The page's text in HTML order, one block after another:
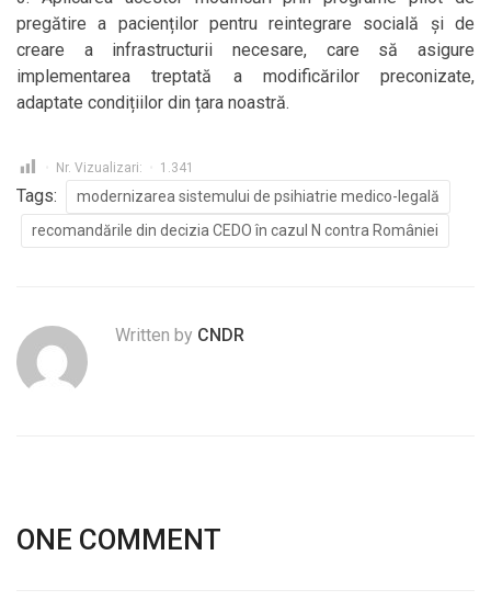
pregătire a pacienților pentru reintegrare socială și de
creare a infrastructurii necesare, care să asigure
implementarea treptată a modificărilor preconizate,
adaptate condițiilor din țara noastră.
Nr. Vizualizari: 1.341
Tags:
modernizarea sistemului de psihiatrie medico-legală
recomandările din decizia CEDO în cazul N contra României
Written by CNDR
ONE COMMENT